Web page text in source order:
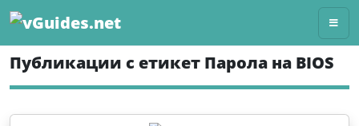
Skip
content
Публикации с етикет Парола на BIOS